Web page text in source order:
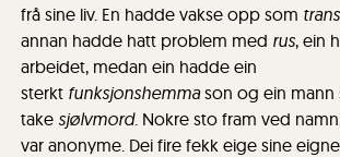
frå sine liv. En hadde vakse opp som
annan hadde hatt problem med rus, ein
arbeidet, medan ein hadde ein
sterkt funksjonshemmason og ein mann
take sjølvmord. Nokre sto fram ved
var anonyme. Dei fire fekk eige sine